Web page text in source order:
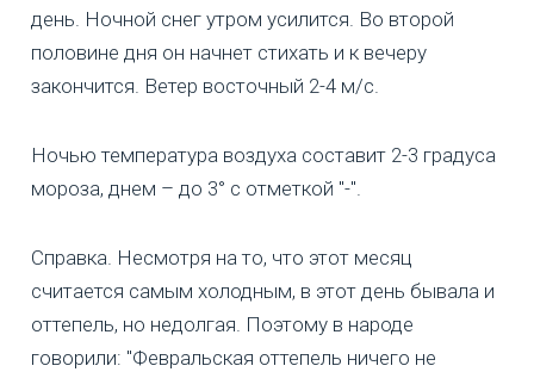
день. Ночной снег утром усилится. Во второй
половине дня он начнет стихать и к вечеру
закончится. Ветер восточный 2-4 м/с.
Ночью температура воздуха составит 2-3 градуса
мороза, днем – до 3° с отметкой "-".
Справка. Несмотря на то, что этот месяц
считается самым холодным, в этот день бывала и
оттепель, но недолгая. Поэтому в народе
говорили: "Февральская оттепель ничего не